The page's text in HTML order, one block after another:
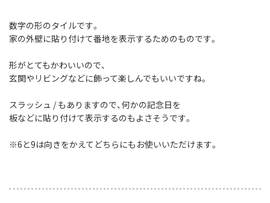
数字の形のタイルです。
家の外壁に貼り付けて番地を表示するためのものです。
形がとてもかわいいので、
玄関やリビングなどに飾って楽しんでもいいですね。
スラッシュ / もありますので、何かの記念日を
板などに貼り付けて表示するのもよさそうです。
※6と9は向きをかえてどちらにもお使いいただけます。